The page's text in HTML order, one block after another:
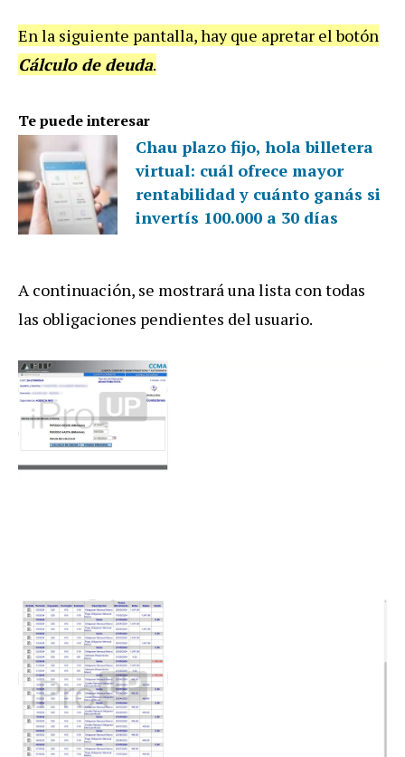
En la siguiente pantalla, hay que apretar el botón
Cálculo de deuda.
Te puede interesar
Chau plazo fijo, hola billetera
virtual: cuál ofrece mayor
rentabilidad y cuánto ganás si
invertís 100.000 a 30 días
A continuación, se mostrará una lista con todas
las obligaciones pendientes del usuario.